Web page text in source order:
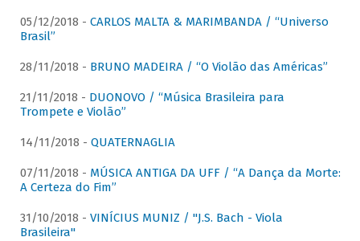
05/12/2018 - CARLOS MALTA & MARIMBANDA / “Universo
Brasil”
28/11/2018 - BRUNO MADEIRA / “O Violão das Américas”
21/11/2018 - DUONOVO / “Música Brasileira para
Trompete e Violão”
14/11/2018 - QUATERNAGLIA
07/11/2018 - MÚSICA ANTIGA DA UFF / “A Dança da Morte:
A Certeza do Fim”
31/10/2018 - VINÍCIUS MUNIZ / "J.S. Bach - Viola
Brasileira"